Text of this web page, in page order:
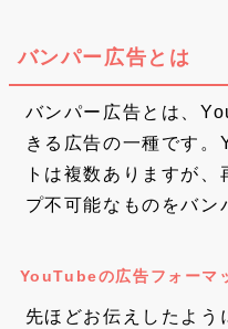
バンパー広告とは
バンパー広告とは、
きる広告の一種です
トは複数ありますが
プ不可能なものをバン
YouTubeの広告フォーマ
先ほどお伝えしたよ